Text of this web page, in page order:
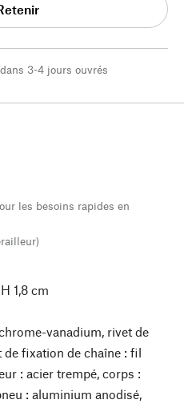
3-4 jours ouvrés
les besoins rapides en
1,8 cm
vanadium, rivet de
fixation de chaîne : fil
: acier trempé, corps :
: aluminium anodisé,